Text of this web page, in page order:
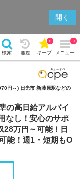
開く
検索 履歴 キープ
0
メニュー
0
履歴
円～) 日光市 新藤原駅などの
の高日給アルバイ
なし！安心のサポ
28万円～可能！日
能！週1・短期もO